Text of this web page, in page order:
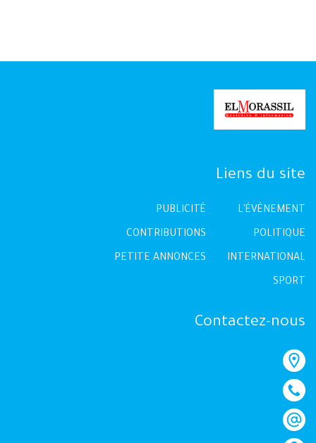
Liens du site
L'ÉVÉNEMENT
POLITIQUE
INTERNATIONAL
SPORT
PUBLICITÉ
CONTRIBUTIONS
PETITE ANNONCES
Contactez-nous